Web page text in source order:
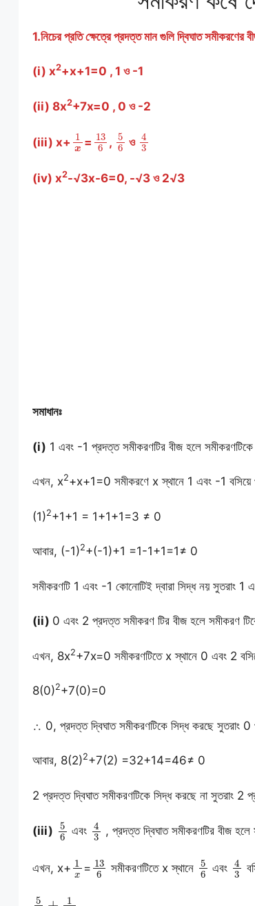
1.নিচের প্রতি ক্ষেত্রে প্রদত্ত মান গুলি দ্বিঘাত সমীকরণের
(i) x2+x+1=0 , 1 ও -1
(ii) 8x2+7x=0 , 0 ও -2
(iii) x+
1x
=
13 6
,
5
ও
4
(iv) x2-√3x-6=0, -√3 ও 2√3
সমাধানঃ
(i) 1 এবং -1 প্রদত্ত সমীকরণটির বীজ হলে
এখন, x2+x+1=0 সমীকরণে x স্থানে 1 এবং -1 বসিয়ে
(1)2+1+1 = 1+1+1=3 ≠ 0
আবার, (-1)2+(-1)+1 =1-1+1=1≠ 0
সমীকরণটি 1 এবং -1 কোনোটিই দ্বারা সিদ্ধ নয় সুতরাং 1
(ii) 0 এবং 2 প্রদত্ত সমীকরণ টির বীজ হলে সমীকরণ
এখন, 8x2+7x=0 সমীকরণটিতে x স্থানে 0 এবং 2
8(0)2+7(0)=0
∴ 0, প্রদত্ত দ্বিঘাত সমীকরণটিকে সিদ্ধ করছে সুতরাং 0
আবার, 8(2)2+7(2) =32+14=46≠ 0
2 প্রদত্ত দ্বিঘাত সমীকরণটিকে সিদ্ধ করছে না সুতরাং 2
(iii)
5
এবং
4
, প্রদত্ত দ্বিঘাত সমীকরণটির বীজ
এখন, x+
1
=
13
সমীকরণটিতে x স্থানে
5
এবং
4
5 + 5